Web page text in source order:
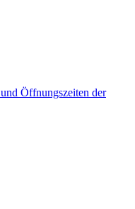
Öffnungszeiten der